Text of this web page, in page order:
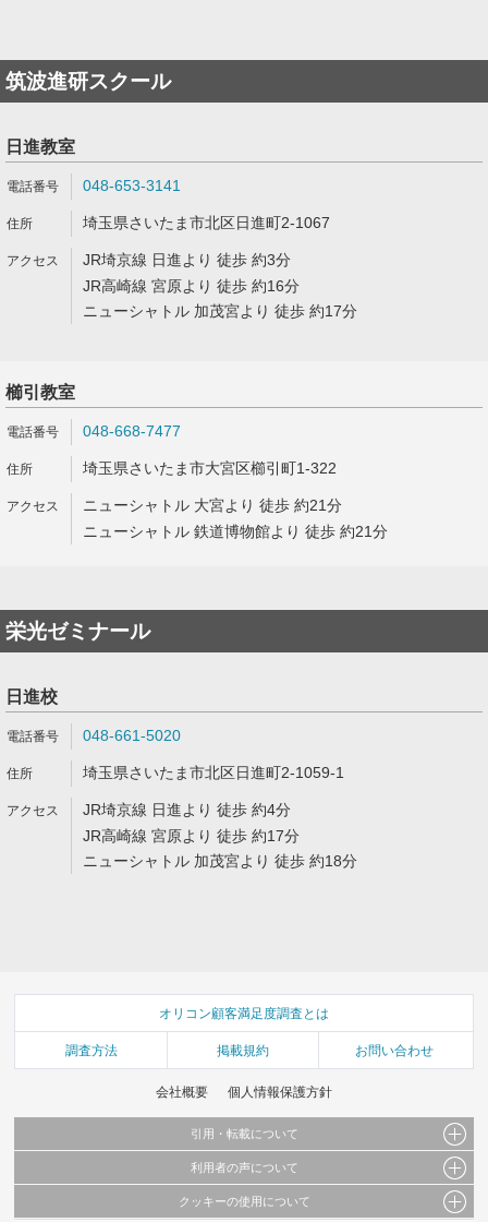
筑波進研スクール
日進教室
048-653-3141
埼玉県さいたま市北区日進町2-1067
JR埼京線 日進より 徒歩 約3分
JR高崎線 宮原より 徒歩 約16分
ニューシャトル 加茂宮より 徒歩 約17分
櫛引教室
048-668-7477
埼玉県さいたま市大宮区櫛引町1-322
ニューシャトル 大宮より 徒歩 約21分
ニューシャトル 鉄道博物館より 徒歩 約21分
栄光ゼミナール
日進校
048-661-5020
埼玉県さいたま市北区日進町2-1059-1
JR埼京線 日進より 徒歩 約4分
JR高崎線 宮原より 徒歩 約17分
ニューシャトル 加茂宮より 徒歩 約18分
オリコン顧客満足度調査とは
調査方法 掲載規約 お問い合わせ
会社概要 個人情報保護方針
引用・転載について
当サイトで公開されている情報（文字、写真、イラスト、画像データ等）及びこれらの配
これらの情報を権利者の許可なく無断転載・複製などの二次利用を行うことは固く禁じて
利用者の声について
当サイトに掲載している内容はすべてサービスの利用者が提出された見解・感想です。
クッキーの使用について